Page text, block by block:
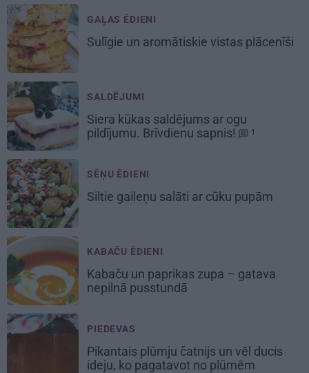
GAĻAS ĒDIENI
Sulīgie un aromātiskie vistas plācenīši
SALDĒJUMI
Siera kūkas saldējums ar ogu
pildījumu. Brīvdienu sapnis!
1
SĒŅU ĒDIENI
Siltie gaileņu salāti ar cūku pupām
KABAČU ĒDIENI
Kabaču un paprikas zupa – gatava
nepilnā pusstundā
PIEDEVAS
Pikantais plūmju čatnijs un vēl ducis
ideju, ko pagatavot no plūmēm